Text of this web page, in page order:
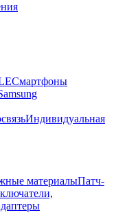
Смартфоны
Индивидуальная
материалыПатч-